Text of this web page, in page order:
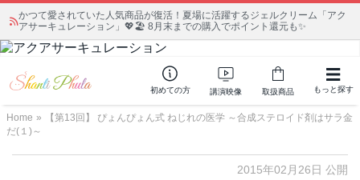
かつて愛されていた人気商品が復活！夏場に活躍するジェルクリーム「アク
アサーキュレーション」💖🏖️ 8月末までの購入でポイント還元も✨
初めての方 講演映像 取扱商品 もっと探す
Home »
【第13回】 ぴょんぴょん式 ねじれの医学 ～合成ステロイド剤はサラ金
だ(１)～
2015年02月26日 公開